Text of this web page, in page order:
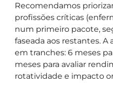
Recomendamos
profissões críticas
num primeiro pacote,
faseada aos restantes. A
em tranches: 6 meses
meses para avaliar
rotatividade e impacto